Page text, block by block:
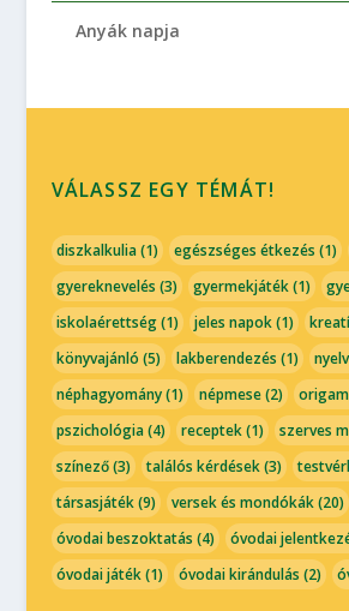
Anyák napja
VÁLASSZ EGY TÉMÁT!
diszkalkulia(1) egészséges étkezés (1)
gyereknevelés (3) gyermekjáték(1)
iskolaérettség(1) jeles napok(1)
könyvajánló (5) lakberendezés (1)
néphagyomány(1) népmese(2)
pszichológia(4) receptek(1) szerves
színező(3) találós kérdések(3)
társasjáték(9) versek és mondókák(20)
óvodai beszoktatás (4) óvodai
óvodai játék(1) óvodai kirándulás (2)